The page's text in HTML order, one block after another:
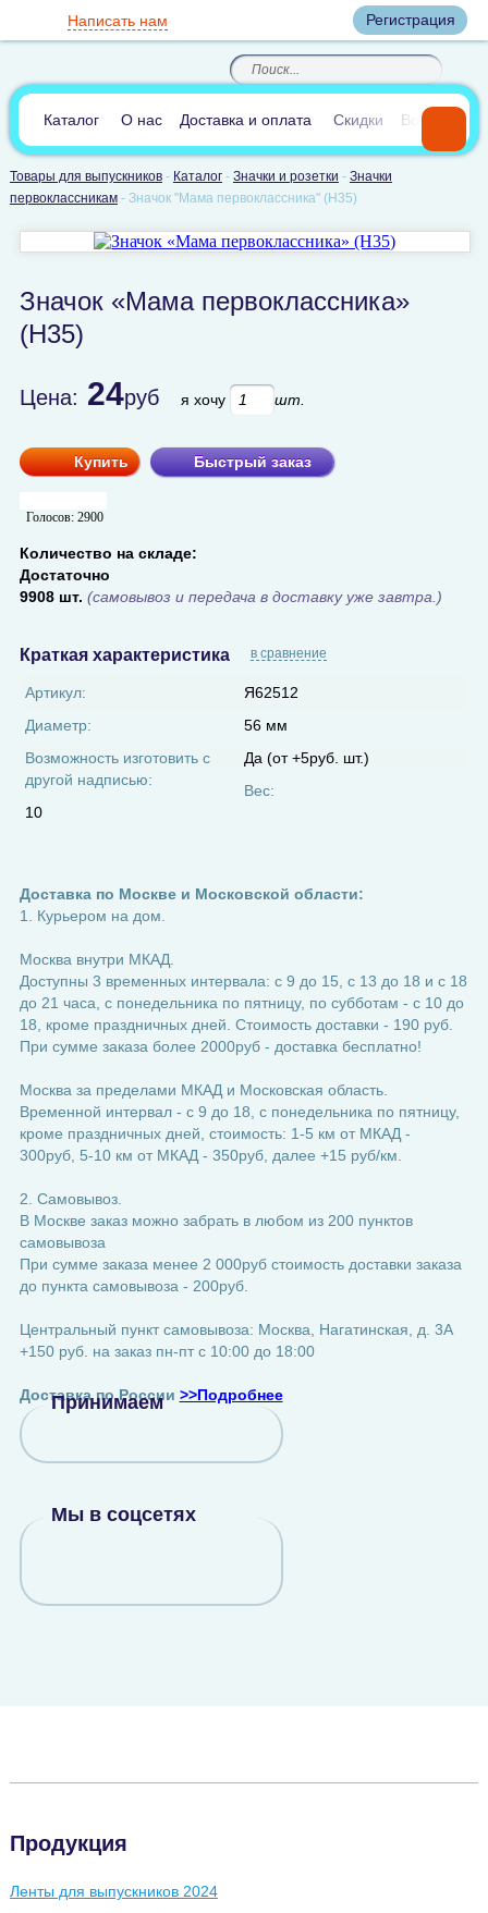
Регистрация
8(812)385-66-65
8(905) 700-70-04
По России звонок
бесплатный
(круглосуточно)
Написать нам
В сравнении:0
Каталог О нас Доставка и оплата Скидки Вопросы и
Товары для выпускников- Каталог- Значки и розетки - Значки
первоклассникам- Значок "Мама первоклассника" (Н35)
Значок «Мама первоклассника»
(Н35)
Цена: 24руб я хочу шт.
Купить Быстрый заказ
Голосов: 2900
Количество на складе:
Достаточно
9908 шт. (самовывоз и передача в доставку уже завтра.)
Краткая характеристика в сравнение
Артикул:
Я62512
Диаметр:
56 мм
Возможность изготовить с
другой надписью:
Да (от +5руб. шт.)
Вес:
10
Доставка по Москве и Московской области:
1. Курьером на дом.
Москва внутри МКАД.
Доступны 3 временных интервала: с 9 до 15, с 13 до 18 и с 18
до 21 часа, с понедельника по пятницу, по субботам - с 10 до
18, кроме праздничных дней. Стоимость доставки - 190 руб.
При сумме заказа более 2000руб - доставка бесплатно!
Москва за пределами МКАД и Московская область.
Временной интервал - с 9 до 18, с понедельника по пятницу,
кроме праздничных дней, стоимость: 1-5 км от МКАД -
300руб, 5-10 км от МКАД - 350руб, далее +15 руб/км.
2. Самовывоз.
В Москве заказ можно забрать в любом из 200 пунктов
самовывоза
При сумме заказа менее 2 000руб стоимость доставки заказа
до пункта самовывоза - 200руб.
Центральный пункт самовывоза: Москва, Нагатинская, д. 3А
+150 руб. на заказ пн-пт с 10:00 до 18:00
Доставка по России >>Подробнее
Принимаем
Мы в соцсетях
Продукция
Ленты для выпускников 2024